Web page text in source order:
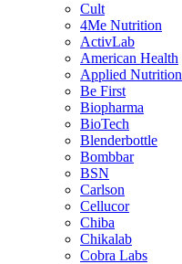
Cult
4Me Nutrition
ActivLab
American Health
Applied Nutrition
Be First
Biopharma
BioTech
Blenderbottle
Bombbar
BSN
Carlson
Cellucor
Chiba
Chikalab
Cobra Labs